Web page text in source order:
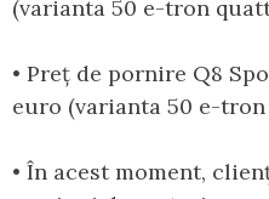
(varianta 50 e-tron
• Preț de pornire Q8
euro (varianta 50 e-
• În acest moment,